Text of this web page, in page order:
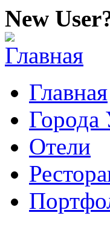
New
Главная
Города
Отели